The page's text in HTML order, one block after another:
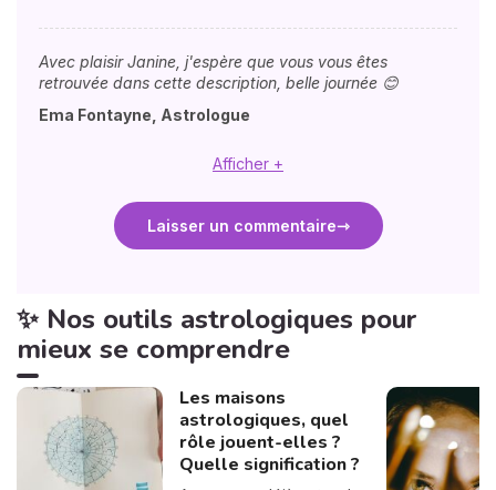
Avec plaisir Janine, j'espère que vous vous êtes
retrouvée dans cette description, belle journée 😊
Ema Fontayne, Astrologue
Afficher +
Laisser un commentaire
✨ Nos outils astrologiques pour
mieux se comprendre
Les maisons
astrologiques, quel
rôle jouent-elles ?
Quelle signification ?